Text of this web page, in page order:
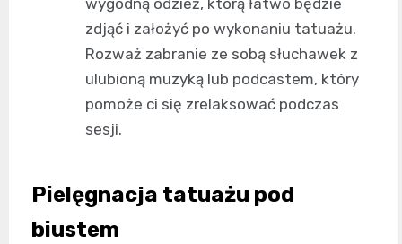
wygodną odzież, którą łatwo będzie
zdjąć i założyć po wykonaniu tatuażu.
Rozważ zabranie ze sobą słuchawek z
ulubioną muzyką lub podcastem, który
pomoże ci się zrelaksować podczas
sesji.
Pielęgnacja tatuażu pod
biustem